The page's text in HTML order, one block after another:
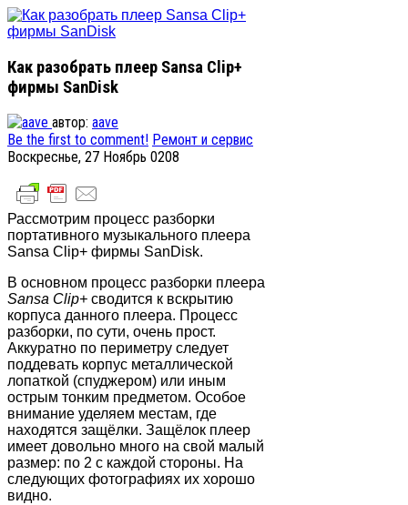
Как разобрать плеер Sansa Clip+
фирмы SanDisk
автор: aave
Be the first to comment! Ремонт и сервис
Воскреснье, 27 Ноябрь 0208
Рассмотрим процесс разборки
портативного музыкального плеера
Sansa Clip+ фирмы SanDisk.
В основном процесс разборки плеера
Sansa Clip+ сводится к вскрытию
корпуса данного плеера. Процесс
разборки, по сути, очень прост.
Аккуратно по периметру следует
поддевать корпус металлической
лопаткой (спуджером) или иным
острым тонким предметом. Особое
внимание уделяем местам, где
находятся защёлки. Защёлок плеер
имеет довольно много на свой малый
размер: по 2 с каждой стороны. На
следующих фотографиях их хорошо
видно.